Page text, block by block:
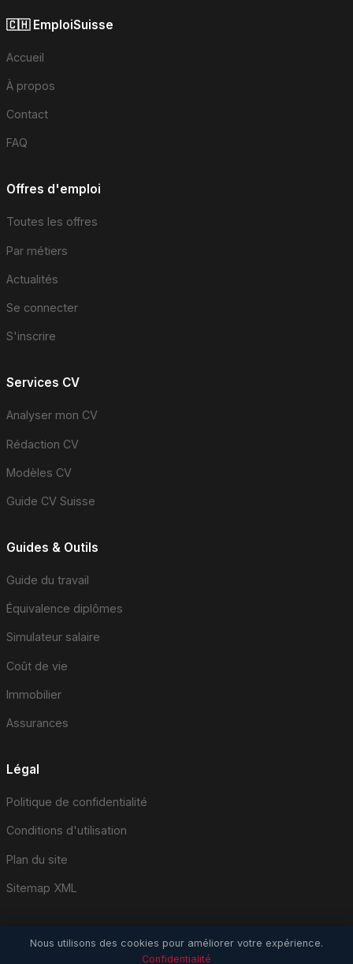
🇨🇭 EmploiSuisse
Accueil
À propos
Contact
FAQ
Offres d'emploi
Toutes les offres
Par métiers
Actualités
Se connecter
S'inscrire
Services CV
Analyser mon CV
Rédaction CV
Modèles CV
Guide CV Suisse
Guides & Outils
Guide du travail
Équivalence diplômes
Simulateur salaire
Coût de vie
Immobilier
Assurances
Légal
Politique de confidentialité
Conditions d'utilisation
Plan du site
Sitemap XML
Nous utilisons des cookies pour améliorer votre expérience.
Confidentialité